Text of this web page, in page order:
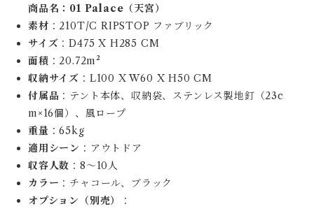
商品名：01 Palace（天宮）
素材 ：210T/C RIPSTOP ファブリック
サイズ ：D475 X H285 CM
面積 ：20.72m²
収納サイズ ：L100 X W60 X H50 CM
付属品 ：テント本体、収納袋、ステンレス製地釘（23c
m×16個）、風ロープ
重量 ：65kg
適用シーン ：アウトドア
収容人数 ：8～10人
カラー ：チャコール、ブラック
オプション（別売）
：